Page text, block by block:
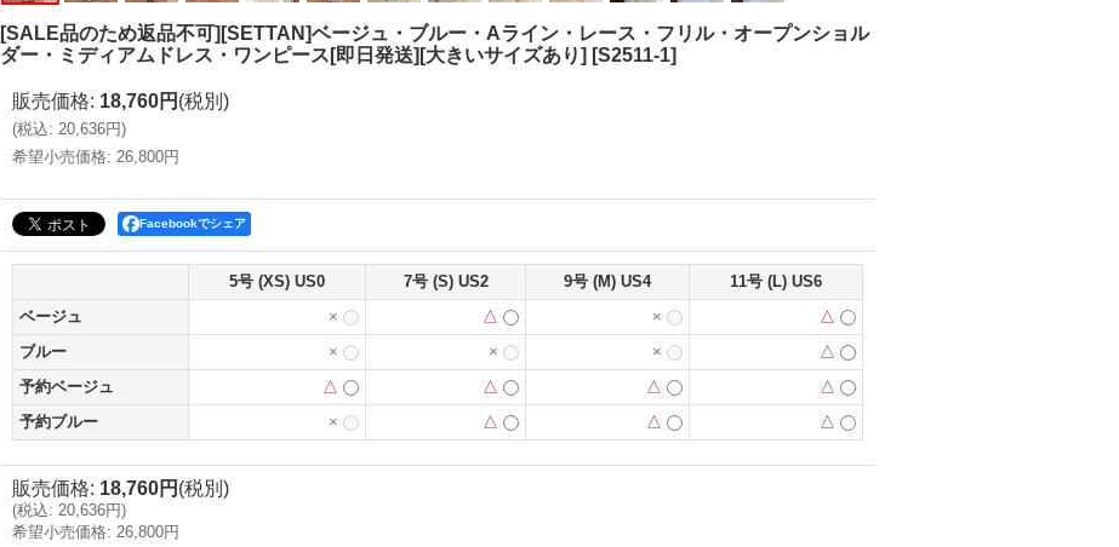
[SALE品のため返品不可][SETTAN]ベージュ・ブルー・Aライン・レース・フリル・オープンショル
ダー・ミディアムドレス・ワンピース[即日発送][大きいサイズあり] [S2511-1]
販売価格: 18,760円 (税別)
(税込: 20,636円)
希望小売価格: 26,800円
Facebookでシェア
5号 (XS) US0 7号 (S) US2 9号 (M) US4
11号 (L) US6
ベージュ
× △ ×
△
ブルー
× × ×
△
予約ベージュ
△ △ △
△
予約ブルー
× △ △ △
販売価格: 18,760円 (税別)
(税込: 20,636円)
希望小売価格: 26,800円